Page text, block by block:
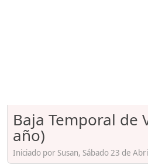
Baja Temporal de
año)
Iniciado por Susan, Sábado 23 de